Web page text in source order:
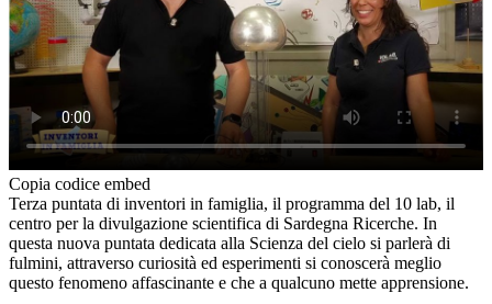
Copia codice embed
Terza puntata di inventori in famiglia, il programma del 10 lab, il
centro per la divulgazione scientifica di Sardegna Ricerche. In
questa nuova puntata dedicata alla Scienza del cielo si parlerà di
fulmini, attraverso curiosità ed esperimenti si conoscerà meglio
questo fenomeno affascinante e che a qualcuno mette apprensione.